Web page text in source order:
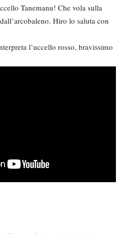
Tanemanu! Che vola sulla
Hiro lo saluta con
l’uccello rosso, bravissimo